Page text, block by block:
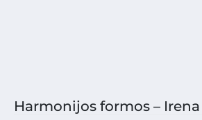
Harmonijos formos –